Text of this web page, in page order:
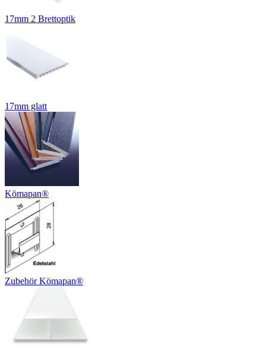
17mm 2 Brettoptik
17mm glatt
Kömapan®
Zubehör Kömapan®